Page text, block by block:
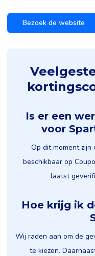
Bezoek de website
Is er een
voor
Op dit moment
beschikbaar op
laatst
Hoe krijg ik
Wij raden aan om de
te kiezen.